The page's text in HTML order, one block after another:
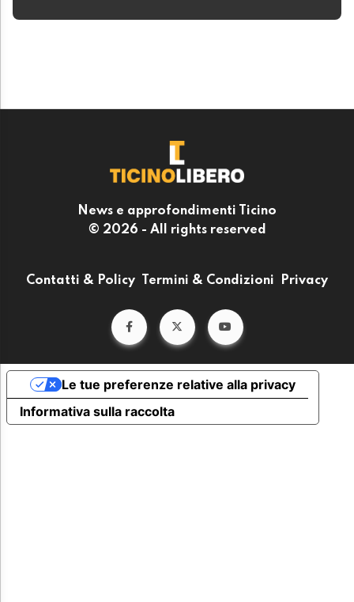
News e approfondimenti Ticino
© 2026 - All rights reserved
Contatti & Policy Termini & Condizioni Privacy
Informativa sulla raccolta
Le tue preferenze relative alla privacy